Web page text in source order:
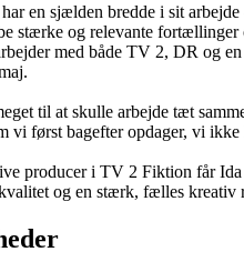
en sjælden bredde i sit
stærke og relevante fortællinger
med både TV 2, DR og
til at skulle arbejde tæt
vi først bagefter opdager, vi
producer i TV 2 Fiktion får
og en stærk, fælles